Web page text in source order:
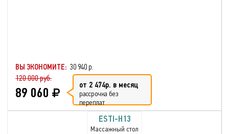
ВЫ ЭКОНОМИТЕ: 30 940 р.
120 000 руб.
89 060 от 2 474р. в месяц
рассрочка без
переплат
ESTI-H13
Массажный стол